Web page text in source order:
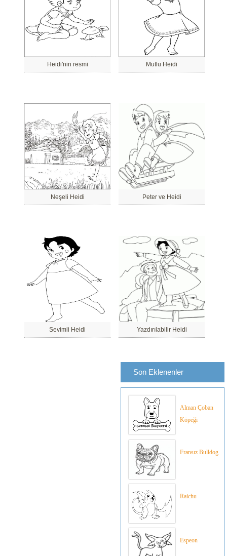
Heidi'nin resmi Mutlu Heidi
Neşeli Heidi Peter ve Heidi
Sevimli Heidi Yazdırılabilir Heidi
Son Eklenenler
Alman Çoban
Köpeği
Fransız Bulldog
Raichu
Espeon